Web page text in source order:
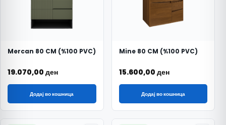
Mercan 80 CM (%100 PVC)
19.070,00 ден
Додај во кошница
Mine 80 CM (%100 PVC)
15.600,00 ден
Додај во кошница